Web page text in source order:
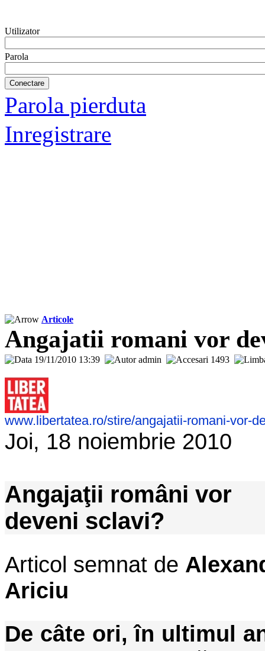
Utilizator
Parola
Parola pierduta
Inregistrare
Articole
Angajatii romani vor
19/11/2010 13:39 admin 1493
www.libertatea.ro/stire/angajatii-romani-vor-
Joi, 18 noiembrie 2010
Angajaţii români vor
deveni sclavi?
Articol semnat de
Ariciu
De câte ori, în ultimul